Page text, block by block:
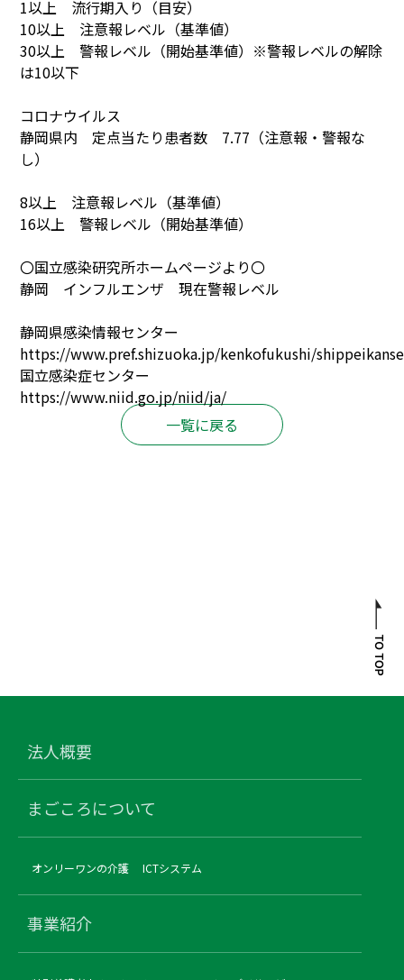
1以上 流行期入り（目安）
10以上 注意報レベル（基準値）
30以上 警報レベル（開始基準値）※警報レベルの解除
は10以下
コロナウイルス
静岡県内 定点当たり患者数 7.77（注意報・警報な
し）
8以上 注意報レベル（基準値）
16以上 警報レベル（開始基準値）
〇国立感染研究所ホームページより〇
静岡 インフルエンザ 現在警報レベル
静岡県感染情報センター
https://www.pref.shizuoka.jp/kenkofukushi/
国立感染症センター
https://www.niid.go.jp/niid/ja/
一覧に戻る
法人概要
まごころについて
オンリーワンの介護 ICTシステム
事業紹介